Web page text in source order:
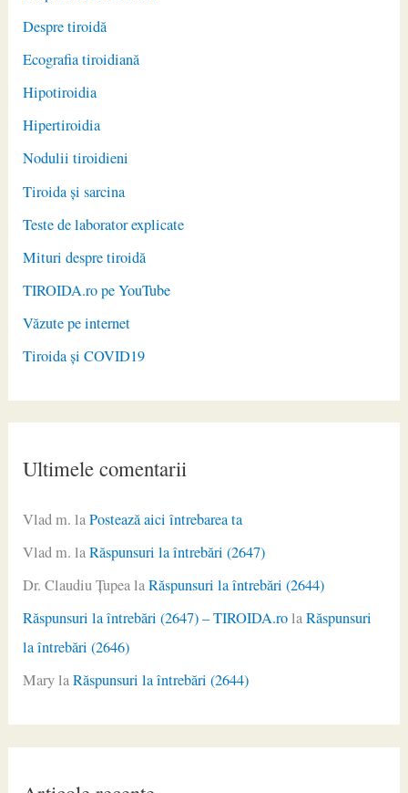
Despre tiroidă
Ecografia tiroidiană
Hipotiroidia
Hipertiroidia
Nodulii tiroidieni
Tiroida și sarcina
Teste de laborator explicate
Mituri despre tiroidă
TIROIDA.ro pe YouTube
Văzute pe internet
Tiroida și COVID19
Ultimele comentarii
Vlad m. laPostează aici întrebarea ta
Vlad m. laRăspunsuri la întrebări (2647)
Dr. Claudiu ŢupealaRăspunsuri la întrebări (2644)
Răspunsuri la întrebări (2647) – TIROIDA.rolaRăspunsuri
la întrebări (2646)
MarylaRăspunsuri la întrebări (2644)